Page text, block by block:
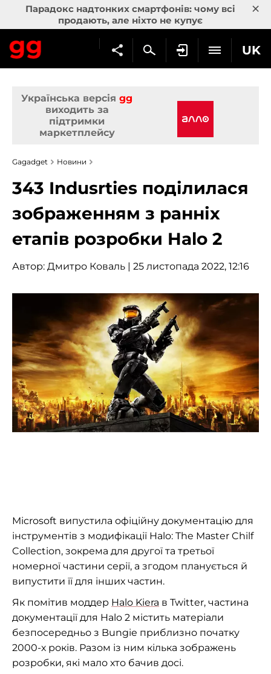
Парадокс надтонких смартфонів: чому всі
продають, але ніхто не купує
×
UK
Українська версія gg
виходить за
підтримки
маркетплейсу
Gagadget Новини
343 Indusrties поділилася
зображенням з ранніх
етапів розробки Halo 2
Автор: Дмитро Коваль | 25 листопада 2022, 12:16
Microsoft випустила офіційну документацію для
інструментів з модифікації Halo: The Master Chilf
Collection, зокрема для другої та третьої
номерної частини серії, а згодом планується й
випустити її для інших частин.
Як помітив моддер Halo Kiera в Twitter, частина
документації для Halo 2 містить матеріали
безпосередньо з Bungie приблизно початку
2000-х років. Разом із ним кілька зображень
розробки, які мало хто бачив досі.